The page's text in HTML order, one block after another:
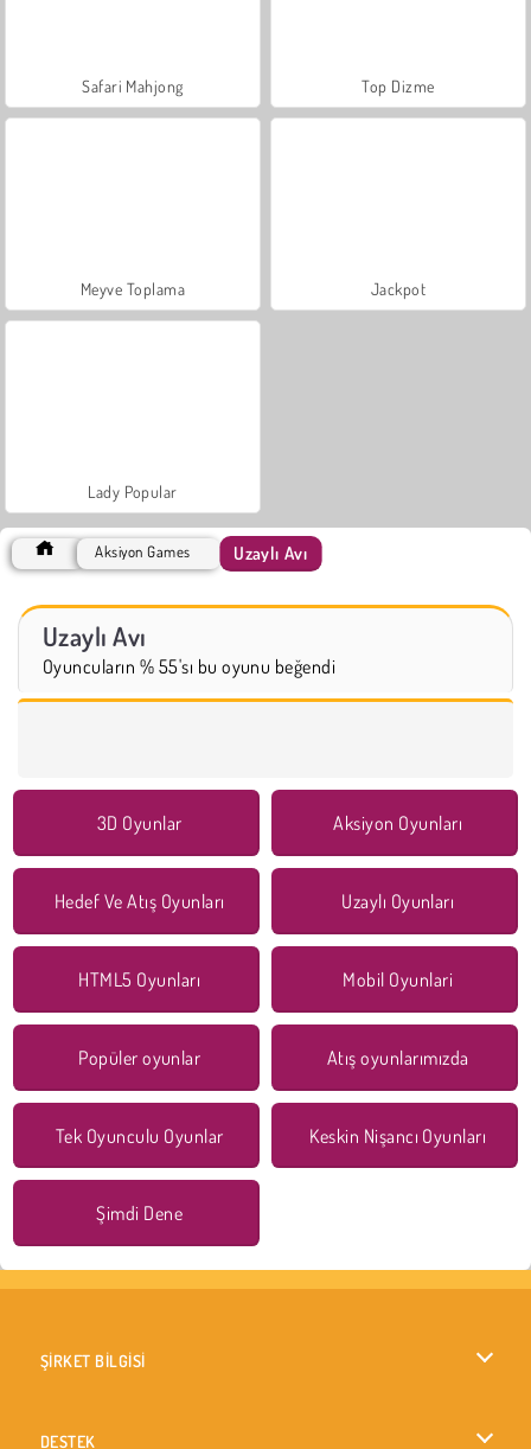
Safari Mahjong Top Dizme
Meyve Toplama Jackpot
Lady Popular
Aksiyon Games Uzaylı Avı
Uzaylı Avı
Oyuncuların % 55'sı bu oyunu beğendi
3D Oyunlar Aksiyon Oyunları
Hedef Ve Atış Oyunları Uzaylı Oyunları
HTML5 Oyunları Mobil Oyunlari
Popüler oyunlar Atış oyunlarımızda
Tek Oyunculu Oyunlar Keskin Nişancı Oyunları
Şimdi Dene
ŞİRKET BİLGİSİ
DESTEK